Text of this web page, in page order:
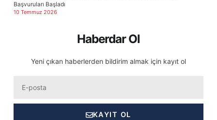
Başvuruları Başladı
10 Temmuz 2026
Haberdar Ol
Yeni çıkan haberlerden bildirim almak için kayıt ol
KAYIT OL